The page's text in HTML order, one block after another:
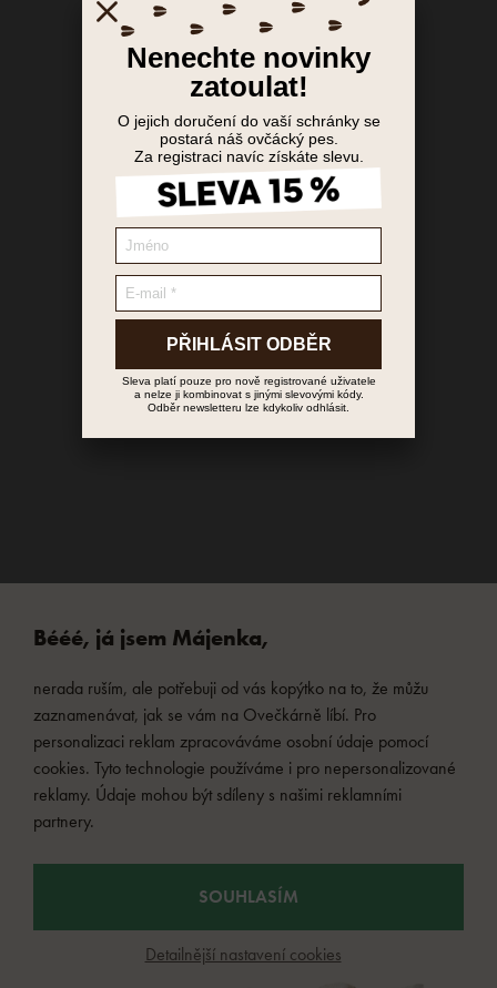
Bééé, já jsem Májenka,
nerada ruším, ale potřebuji od vás kopýtko na to, že můžu
zaznamenávat, jak se vám na Ovečkárně líbí. Pro
personalizaci reklam zpracováváme osobní údaje pomocí
cookies. Tyto technologie používáme i pro nepersonalizované
reklamy. Údaje mohou být sdíleny s našimi reklamními
partnery.
Detailnější nastavení cookies
SOUHLASÍM